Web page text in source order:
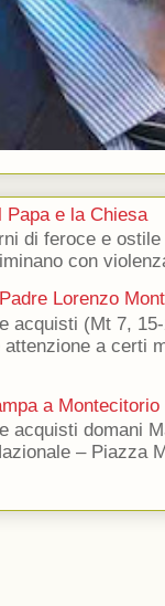
Papa e la Chiesa
di feroce e
con
Lorenzo
acquisti (Mt 7,
attenzione a certi
a Montecitorio
acquisti domani
– Piazza